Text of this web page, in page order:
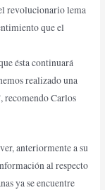
revolucionario lema
que el
ésta continuará
realizado una
recomendo Carlos
anteriormente a su
al respecto
ya se encuentre